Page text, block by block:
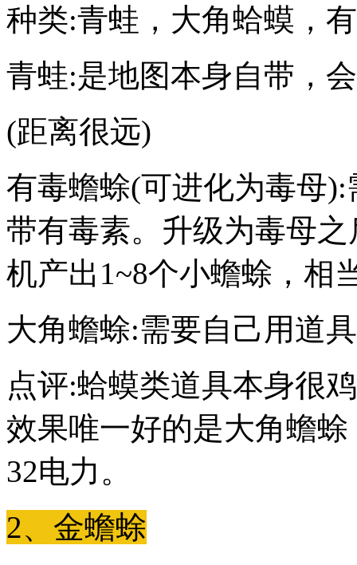
种类:青蛙，大角蛤蟆，
青蛙:是地图本身自带，
(距离很远)
有毒蟾蜍(可进化为毒母
带有毒素。升级为毒母
机产出1~8个小蟾蜍，相
大角蟾蜍:需要自己用道
点评:蛤蟆类道具本身很
效果唯一好的是大角蟾
32电力。
2、金蟾蜍